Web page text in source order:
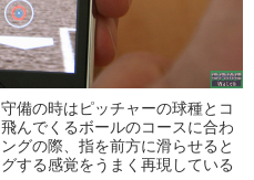
備の時はピッチャーの球種とコ
んでくるボールのコースに合わ
グの際、指を前方に滑らせると
する感覚をうまく再現している